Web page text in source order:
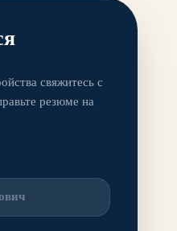
свяжитесь с
резюме на